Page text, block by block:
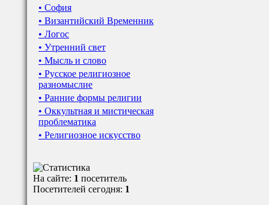
• София
• Византийский Временник
• Логос
• Утренний свет
• Мысль и слово
• Русское религиозное
разномыслие
• Ранние формы религии
• Оккультная и мистическая
проблематика
• Религиозное искусство
На сайте: 1 посетитель
Посетителей сегодня: 1